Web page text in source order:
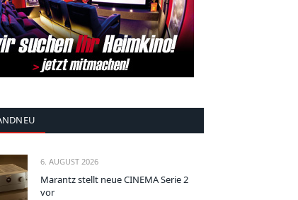
6. AUGUST 2026
Marantz stellt neue CINEMA Serie 2
vor